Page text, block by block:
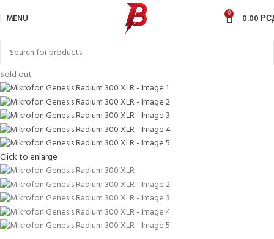
MENU 0 0.00
Sold out
Click to enlarge